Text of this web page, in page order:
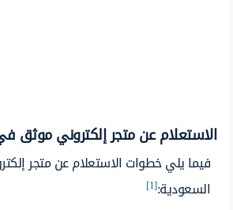
الاستعلام عن متجر إلكتروني موثق
فيما يلي خطوات الاستعلام عن متجر
السعودية:[1]